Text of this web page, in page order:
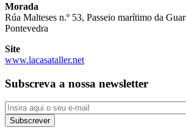
Morada
Rúa Malteses n.º 53, Passeio marítimo da
Pontevedra
Site
www.lacasataller.net
Subscreva a nossa newsletter